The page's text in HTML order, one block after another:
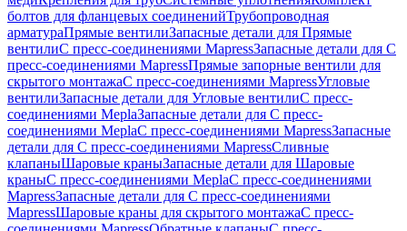
болтов для фланцевых соединенийТрубопроводная
арматураПрямые вентилиЗапасные детали для Прямые
вентилиС пресс-соединениями MapressЗапасные детали для С
пресс-соединениями MapressПрямые запорные вентили для
скрытого монтажаС пресс-соединениями MapressУгловые
вентилиЗапасные детали для Угловые вентилиС пресс-
соединениями MeplaЗапасные детали для С пресс-
соединениями MeplaС пресс-соединениями MapressЗапасные
детали для С пресс-соединениями MapressСливные
клапаныШаровые краныЗапасные детали для Шаровые
краныС пресс-соединениями MeplaС пресс-соединениями
MapressЗапасные детали для С пресс-соединениями
MapressШаровые краны для скрытого монтажаС пресс-